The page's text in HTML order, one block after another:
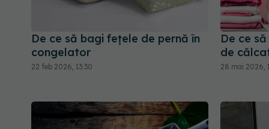
De ce să bagi fețele de pernă în
congelator
22 feb 2026, 13:30
De ce
de
28 mai 2026,